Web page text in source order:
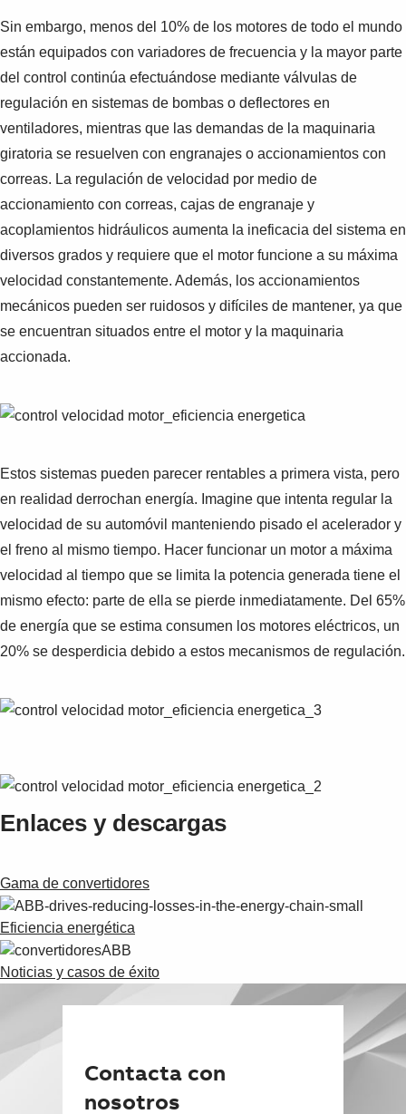
Sin embargo, menos del 10% de los motores de todo el mundo
están equipados con variadores de frecuencia y la mayor parte
del control continúa efectuándose mediante válvulas de
regulación en sistemas de bombas o deflectores en
ventiladores, mientras que las demandas de la maquinaria
giratoria se resuelven con engranajes o accionamientos con
correas. La regulación de velocidad por medio de
accionamiento con correas, cajas de engranaje y
acoplamientos hidráulicos aumenta la ineficacia del sistema en
diversos grados y requiere que el motor funcione a su máxima
velocidad constantemente. Además, los accionamientos
mecánicos pueden ser ruidosos y difíciles de mantener, ya que
se encuentran situados entre el motor y la maquinaria
accionada.
Estos sistemas pueden parecer rentables a primera vista, pero
en realidad derrochan energía. Imagine que intenta regular la
velocidad de su automóvil manteniendo pisado el acelerador y
el freno al mismo tiempo. Hacer funcionar un motor a máxima
velocidad al tiempo que se limita la potencia generada tiene el
mismo efecto: parte de ella se pierde inmediatamente. Del 65%
de energía que se estima consumen los motores eléctricos, un
20% se desperdicia debido a estos mecanismos de regulación.
Enlaces y descargas
Gama de convertidores
Eficiencia energética
Noticias y casos de éxito
Contacta con
nosotros